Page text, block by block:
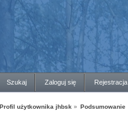
Szukaj Zaloguj się Rejestracja
Profil użytkownika jhbsk » Podsumowanie